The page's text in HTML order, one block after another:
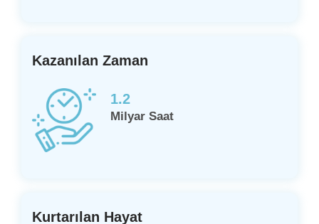
Kazanılan Zaman
1.2
Milyar Saat
Kurtarılan Hayat